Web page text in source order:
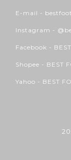
E-mail -
Instagram -
Facebook -
Shopee - BEST
Yahoo - BEST